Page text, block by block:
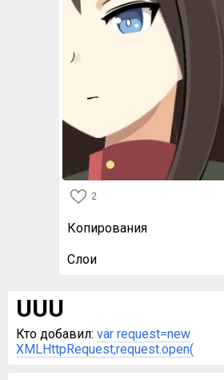
2
Копирования
Слои
UUU
Кто добавил: var request=new
XMLHttpRequest;request.open(